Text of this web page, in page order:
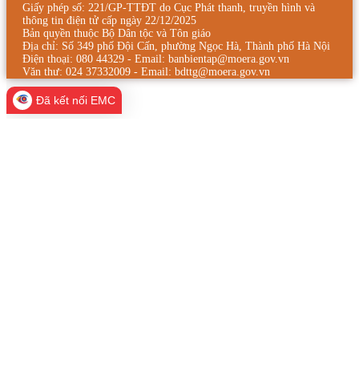
Giấy phép số: 221/GP-TTĐT do Cục Phát thanh, truyền hình và
thông tin điện tử cấp ngày 22/12/2025
Bản quyền thuộc Bộ Dân tộc và Tôn giáo
Địa chỉ: Số 349 phố Đội Cấn, phường Ngọc Hà, Thành phố Hà Nội
Điện thoại: 080 44329 - Email: banbientap@moera.gov.vn
Văn thư: 024 37332009 - Email: bdttg@moera.gov.vn
Đã kết nối EMC